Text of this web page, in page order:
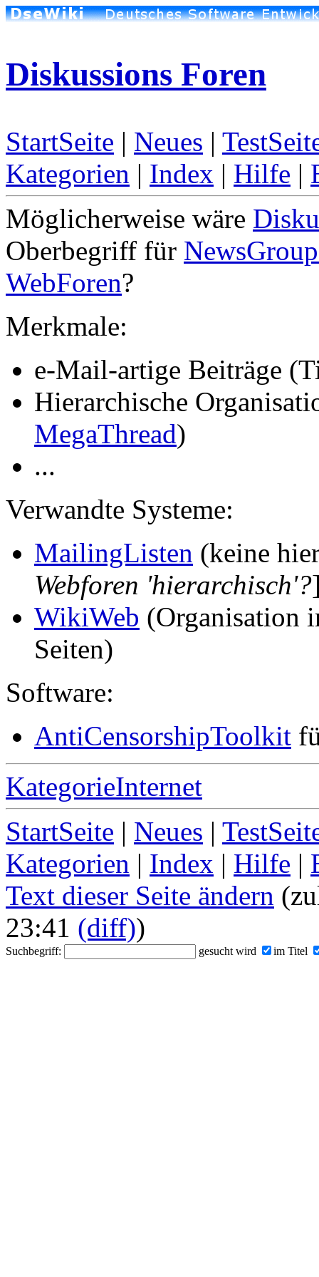
Diskussions Foren
StartSeite | Neues |
Kategorien | Index | Hilfe |
Möglicherweise wäre
Oberbegriff für
WebForen?
Merkmale:
e-Mail-artige Beiträge
Hierarchische
MegaThread)
...
Verwandte Systeme:
MailingListen (keine
Webforen 'hierarchisch'?
WikiWeb (Organisation
Seiten)
Software:
AntiCensorshipToolkit
KategorieInternet
StartSeite | Neues |
Kategorien | Index | Hilfe |
Text dieser Seite ändern
23:41 (diff))
Suchbegriff: gesucht wird im Titel